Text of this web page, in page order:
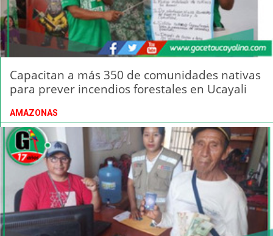
Capacitan a más 350 de comunidades nativas
para prever incendios forestales en Ucayali
AMAZONAS